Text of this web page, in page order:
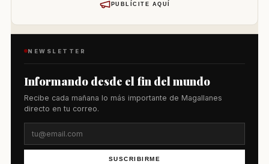
PUBLÍCITE AQUÍ
NEWSLETTER
Informando desde el fin del mundo
Recibe cada mañana lo más importante de Magallanes
directo en tu correo.
SUSCRIBIRME